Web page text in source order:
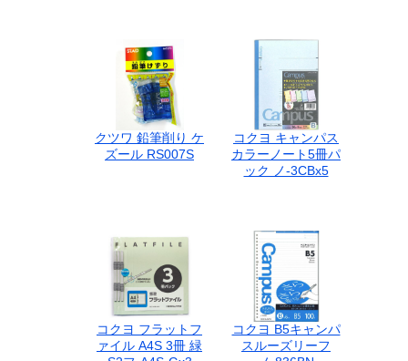
クツワ 鉛筆削り ケ
ズール RS007S
コクヨ キャンパス
カラーノート5冊パ
ック ノ-3CBx5
コクヨ フラットフ
ァイル A4S 3冊 緑
コクヨ B5キャンパ
スルーズリーフ